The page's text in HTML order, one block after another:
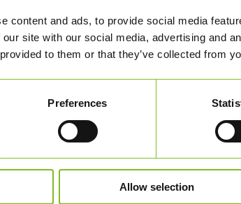
content and ads, to provide social media
site with our social media, advertising and
to them or that they’ve collected from
Preferences
Allow selection
nedbrydelig emballage ville være mindre pænt
men vi oplever faktisk det modsatte.
højt niveau som klassisk emballage. Man kan
medejer og partner Lotte Kavsman.
KLS PurePrint. Vores kunder skifter meget
hele tiden nye trends, men det har KLS
meget hurtige til at rykke, og der er ikke gået
at man er den eneste kunde. Det ved vi